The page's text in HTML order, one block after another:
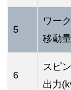
5
ワー
移動
6
スピ
出力